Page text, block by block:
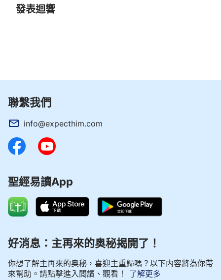
發表迴響
聯繫我們
info@expecthim.com
聖經易讀App
好消息：主再來的奥秘揭開了！
你想了解主再來的奥秘，喜迎主重歸嗎？以下内容將為你帶
來幫助。請點擊進入閲讀、觀看！
了解更多